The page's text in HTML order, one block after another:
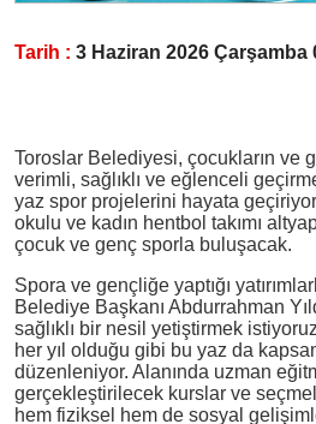
Tarih : 3 Haziran 2026 Çarşamba
Toroslar Belediyesi, çocukların ve
verimli, sağlıklı ve eğlenceli
yaz spor projelerini hayata
okulu ve kadın hentbol takımı
çocuk ve genç sporla buluşacak.
Spora ve gençliğe yaptığı
Belediye Başkanı Abdurrahman
sağlıklı bir nesil yetiştirmek
her yıl olduğu gibi bu yaz da
düzenleniyor. Alanında uzman
gerçekleştirilecek kurslar ve
hem fiziksel hem de sosyal